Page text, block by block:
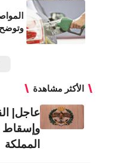
الأكثر مشاهدة
عاجل|
المملكة